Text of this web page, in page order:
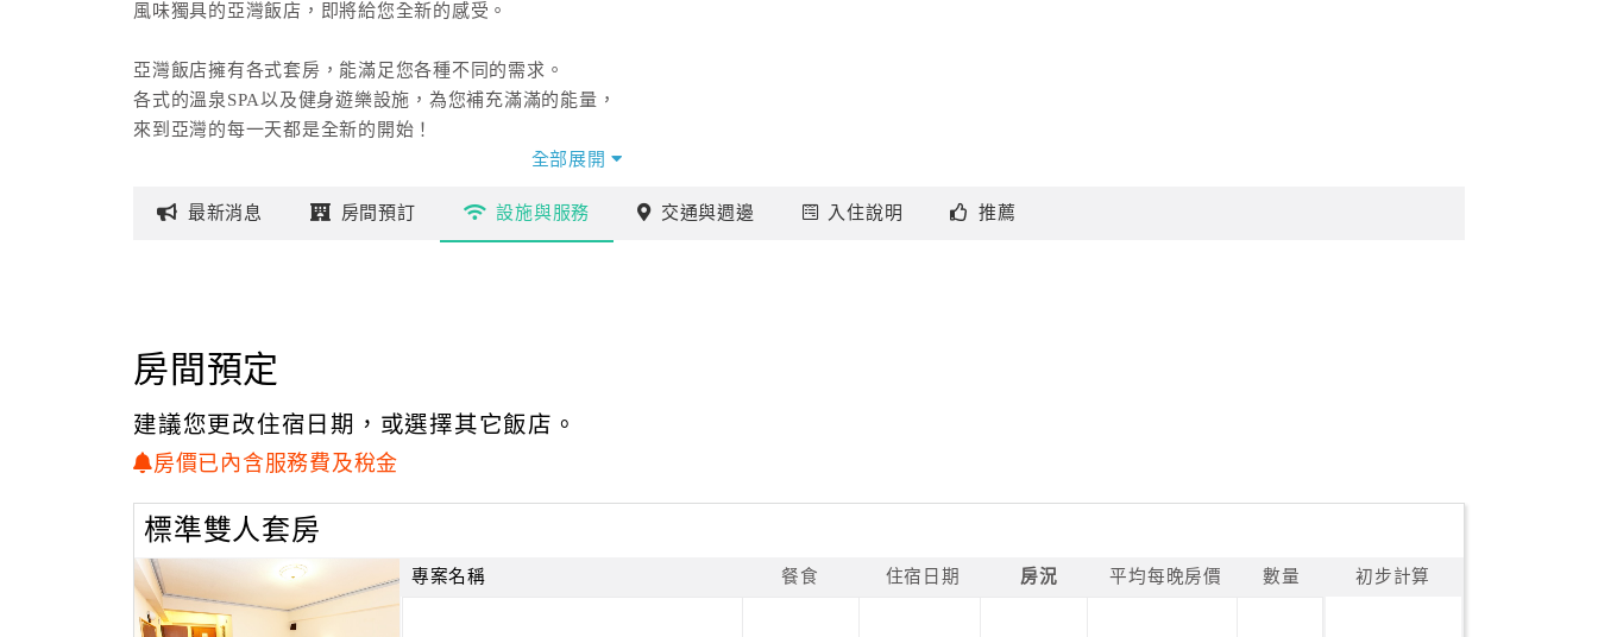
風味獨具的亞灣飯店，即將給您全新的感受。
亞灣飯店擁有各式套房，能滿足您各種不同的需求。
各式的溫泉SPA以及健身遊樂設施，為您補充滿滿的能量，
來到亞灣的每一天都是全新的開始！
泉質：鹼性碳酸溫泉
全部展開
最新消息 房間預訂 設施與服務 交通與週邊 入住說明 推薦
房間預定
建議您更改住宿日期，或選擇其它飯店。
房價已內含服務費及稅金
標準雙人套房
專案名稱 餐食 住宿日期 房況 平均每晚房價 數量 初步計算